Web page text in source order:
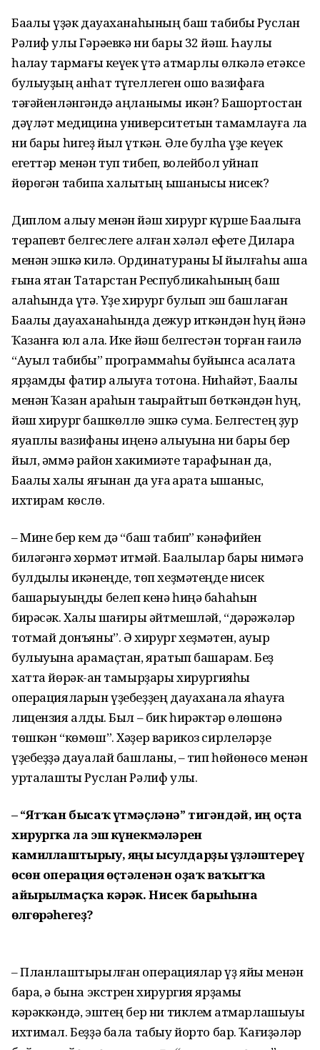
Баҡалы үҙәк дауаханаһының баш табибы Руслан
Рәлиф улы Гәрәевкә ни бары 32 йәш. Һаулыҡ
һаҡлау тармағы кеүек үтә ҡатмарлы өлкәлә етәксе
булыуҙың анһат түгеллеген ошо вазифаға
тәғәйенләнгәндә аңланымы икән? Башҡортостан
дәүләт медицина университетын тамамлауға ла
ни бары һигеҙ йыл үткән. Әле булһа үҙе кеүек
егеттәр менән туп тибеп, волейбол уйнап
йөрөгән табипҡа халыҡтың ышанысы нисек?
Диплом алыу менән йәш хирург күрше Ба­ҡалыға
терапевт белгеслеге алған хәләл ефете Дилара
менән эшкә килә. Ординатураны Ыҡ йылғаһы аша
ғына ятҡан Татарстан Республикаһының баш
ҡалаһында үтә. Үҙе хирург булып эш башлаған
Баҡалы дауа­ха­наһында дежур иткәндән һуң йәнә
Ҡазанға юл ала. Ике йәш белгестән торған ғаилә
“Ауыл табибы” программаһы буйынса аҡса­лата
ярҙамды фатир алыуға тотона. Ниһайәт, Баҡалы
менән Ҡазан араһын таҡырайтып бөткәндән һуң,
йәш хирург башкөллө эшкә сума. Белгестең ҙур
яуаплы вазифаны иңенә алыуына ни бары бер
йыл, әммә район ха­кимиәте тарафынан да,
Баҡалы халҡы яғы­нан да уға ҡарата ышаныс,
ихтирам көслө.
– Мине бер кем дә “баш табип” кәнәфийен
биләгәнгә хөрмәт итмәй. Баҡалылар бары нимәгә
булдыҡлы икәнеңде, төп хеҙмәтеңде нисек
башҡарыуыңды белеп кенә һиңә баһаһын
бирәсәк. Халыҡ шағиры әйтмешләй, “дәрәжәләр
тотмай донъяны”. Ә хирург хеҙмәтен, ауыр
булыуына ҡарамаҫтан, яратып башҡарам. Беҙ
хатта йөрәк-ҡан тамырҙары хирургияһы
операцияларын үҙебеҙҙең дауаханала яһауға
лицензия алдыҡ. Был – бик һирәктәр өлөшөнә
төшкән “көмөш”. Хәҙер варикоз сирлеләрҙе
үҙебеҙҙә дауалай башланыҡ, – тип һөйөнөсө менән
уртаҡлашты Руслан Рәлиф улы.
– “Ятҡан бысаҡ үтмәҫләнә” тигәндәй, иң оҫта
хирургка ла эш күнекмәләрен
камиллаштырыу, яңы ысулдарҙы үҙләштереү
өсөн операция өҫтәленән оҙаҡ ваҡытҡа
айырылмаҫҡа кәрәк. Нисек барыһына
өлгөрәһегеҙ?
– Планлаштырылған операциялар үҙ яйы менән
бара, ә бына экстрен хирургия ярҙамы
кәрәккәндә, эштең бер ни тиклем ҡатмарлашыуы
ихтимал. Беҙҙә бала табыу йорто бар. Ҡағиҙәләр